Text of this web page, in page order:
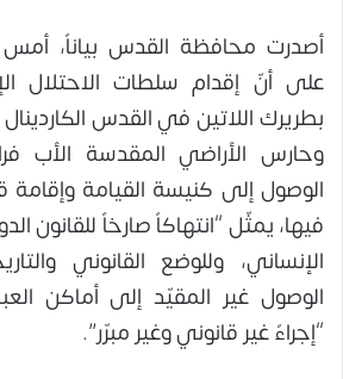
أصدرت محافظة القدس بياناً،
على أنّ إقدام سلطات الاحتلال
بطريرك اللاتين في القدس الكاردينال
وحارس الأراضي المقدسة الأب
الوصول إلى كنيسة القيامة
فيها، يمثّل “انتهاكاً صارخاً للقانون
الإنساني، وللوضع القانوني
الوصول غير المقيّد إلى أماكن
“إجراءً غير قانوني وغير مبرّر”.